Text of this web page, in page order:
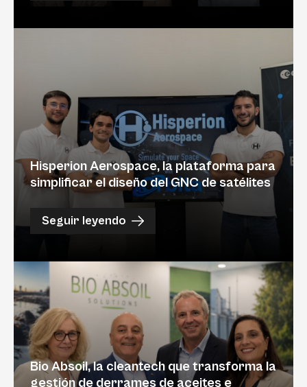
Hisperion Aerospace, la plataforma para
simplificar el diseño del GNC de satélites
Seguir leyendo
Bio Absoil, la cleantech que transforma la
gestión de derrames de aceites e